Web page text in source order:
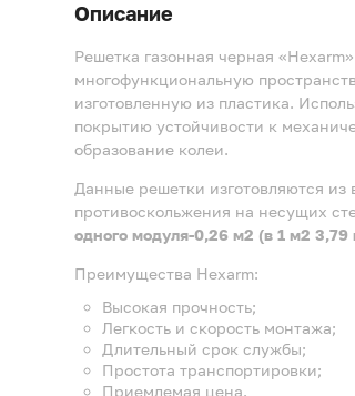
Описание
Решетка газонная черная
многофункциональную
изготовленную из пластика.
покрытию устойчивости к
образование колеи.
Данные решетки изготовляются из
противоскольжения на несущих
одного модуля-0,26 м2 (в 1 м2
Преимущества Hexarm:
Высокая прочность;
Легкость и скорость монтажа;
Длительный срок службы;
Простота транспортировки;
Приемлемая цена.